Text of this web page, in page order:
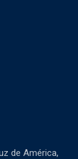
de América,